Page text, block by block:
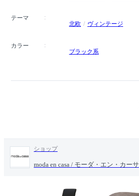
テーマ
北欧
ヴィンテージ
カラー
ブラック系
ショップ
moda en casa / モーダ・エン・カーサ